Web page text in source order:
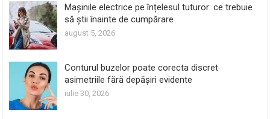
Mașinile electrice pe înțelesul tuturor: ce trebuie
să știi înainte de cumpărare
august 5, 2026
Conturul buzelor poate corecta discret
asimetriile fără depășiri evidente
iulie 30, 2026